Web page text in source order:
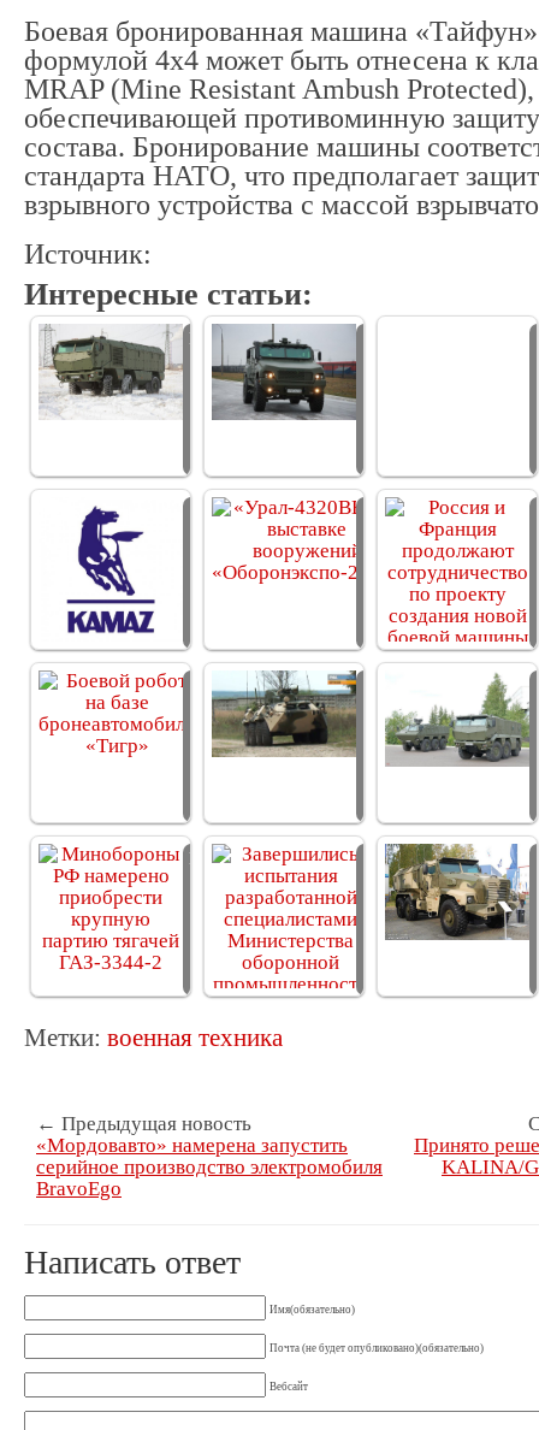
Боевая бронированная машина
формулой 4х4 может быть отнесена к
MRAP (Mine Resistant Ambush Protected),
обеспечивающей противоминную
состава. Бронирование машины
стандарта НАТО, что предполагает
взрывного устройства с массой
Источник:
Интересные статьи:
Минобороны РФ
получило 30
боевых…
«КАМАЗ» до
конца 2014 года
продаст…
«Урал-4320ВВ»
на выставке…
Боевой робот на
базе…
новой техники
для РВСН
Минобороны РФ
намерено…
Завершились
испытания…
Метки: военная техника
← Предыдущая новость
«Мордовавто» намерена запустить
серийное производство электромобиля
BravoEgo
Принято
KALINA/
Написать ответ
Имя(обязательно)
Почта (не будет опубликовано)(обязательно)
Вебсайт